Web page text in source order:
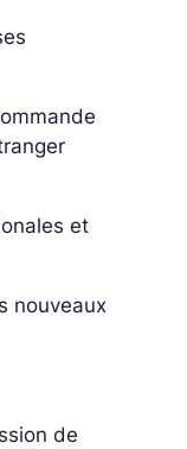
et
nouveaux
de